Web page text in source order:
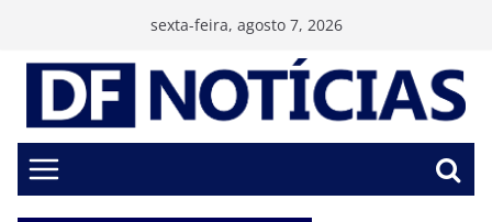
conteúdo
sexta-feira, agosto 7, 2026